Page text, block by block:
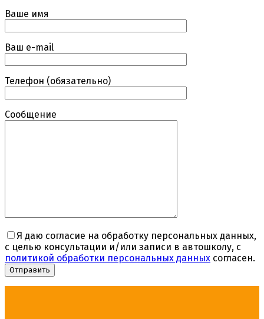
Ваше имя
Ваш e-mail
Телефон (обязательно)
Сообщение
Я даю согласие на обработку персональных данных,
с целью консультации и/или записи в автошколу, с
политикой обработки персональных данных согласен.